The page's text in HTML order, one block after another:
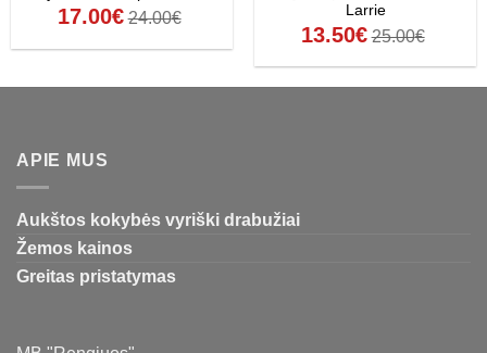
17.00€ 24.00€
Larrie
13.50€ 25.00€
APIE MUS
Aukštos kokybės vyriški drabužiai
Žemos kainos
Greitas pristatymas